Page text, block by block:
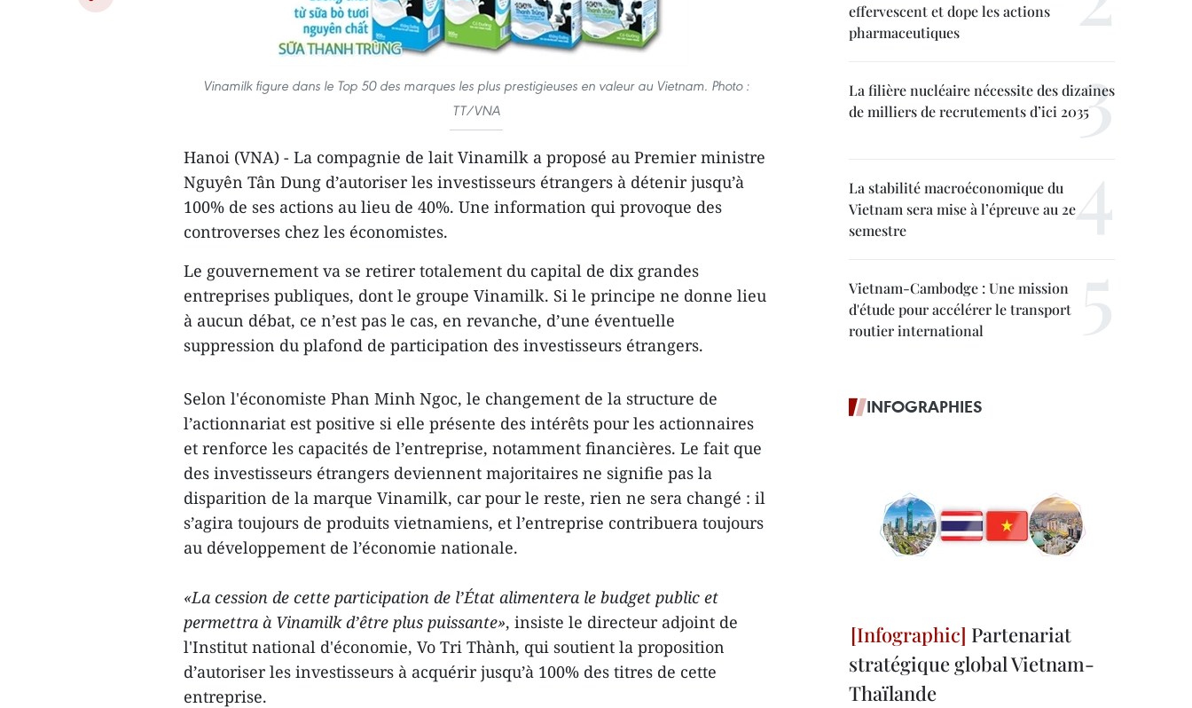
Vinamilk figure dans le Top 50 des marques les plus prestigieuses en valeur au Vietnam. Photo :
TT/VNA
Hanoi (VNA) - La compagnie de lait Vinamilk a proposé au Premier ministre
Nguyên Tân Dung d’autoriser les investisseurs étrangers à détenir jusqu’à
100% de ses actions au lieu de 40%. Une information qui provoque des
controverses chez les économistes.
Le gouvernement va se retirer totalement du capital de dix grandes
entreprises publiques, dont le groupe Vinamilk. Si le principe ne donne lieu
à aucun débat, ce n’est pas le cas, en revanche, d’une éventuelle
suppression du plafond de participation des investisseurs étrangers.
Selon l'économiste Phan Minh Ngoc, le changement de la structure de
l’actionnariat est positive si elle présente des intérêts pour les actionnaires
et renforce les capacités de l’entreprise, notamment financières. Le fait que
des investisseurs étrangers deviennent majoritaires ne signifie pas la
disparition de la marque Vinamilk, car pour le reste, rien ne sera changé : il
s’agira toujours de produits vietnamiens, et l’entreprise contribuera toujours
au développement de l’économie nationale.
«La cession de cette participation de l’État alimentera le budget public et
permettra à Vinamilk d’être plus puissante», insiste le directeur adjoint de
l'Institut national d'économie, Vo Tri Thành, qui soutient la proposition
d’autoriser les investisseurs à acquérir jusqu’à 100% des titres de cette
entreprise.
effervescent et dope les actions
pharmaceutiques
La filière nucléaire nécessite des dizaines
de milliers de recrutements d’ici 2035
La stabilité macroéconomique du
Vietnam sera mise à l’épreuve au 2e
semestre
Vietnam-Cambodge : Une mission
d'étude pour accélérer le transport
routier international
INFOGRAPHIES
Partenariat
stratégique global Vietnam-
Thaïlande